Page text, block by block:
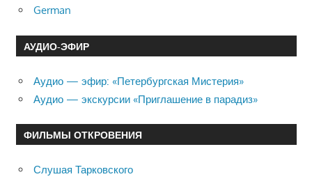
German
АУДИО-ЭФИР
Аудио — эфир: «Петербургская Мистерия»
Аудио — экскурсии «Приглашение в парадиз»
ФИЛЬМЫ ОТКРОВЕНИЯ
Слушая Тарковского